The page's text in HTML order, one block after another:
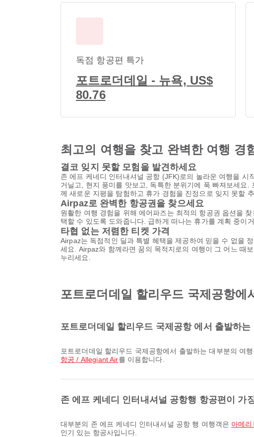
독점 항공편 특가
포트로더데일 - 뉴욕, US$
80.76
최고의 여행을 찾고 완벽한 여행 경
결코 잊지 못할 모험을 발견하세요
존 에프 케네디 인터내셔널 공항 (JFK)로의 놀라운 여행을
거닐고, 현지 풍미를 맛보고, 독특한 분위기에 푹 빠져보세요
께 새로운 지평을 탐험하고 휴가 경험을 진정으로 잊지 못할
Airpaz로 완벽한 항공권을 찾으세요
원활한 여행 경험을 위해 에어파즈는 최적의 항공권 옵션을
택할 수 있도록 도와줍니다. 급하게 떠나는 휴가를 계획 중이
타협 없는 저렴한 티켓 가격
Airpaz는 독점적인 딜과 특별 혜택을 제공하여 믿을 수 없을
세요. Airpaz와 함께라면 꿈의 목적지로의 여행이 그 어느 때
누리세요.
포트로더데일 할리우드 국제공항
포트로더데일 할리우드 국제공항 에서 출발하
포트로더데일 할리우드 국제공항에서 출발하는 대부분의 여
항공 / Allegiant Air를 이용합니다.
존 에프 케네디 인터내셔널 공항행 항공편이 가
대부분의 존 에프 케네디 인터내셔널 공항 행 여행객은 아메
인기 있는 항공사입니다.